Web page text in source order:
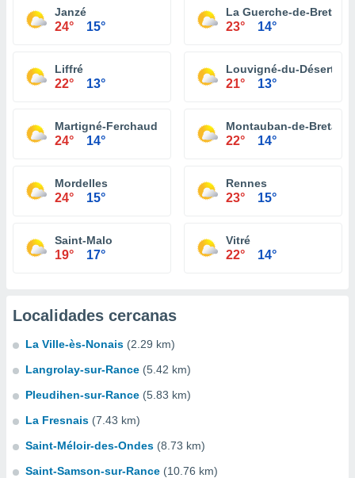
Janzé
24° 15°
La Guerche-de-
23° 14°
Liffré
22° 13°
Louvigné-du-Désert
21° 13°
Martigné-Ferchaud
24° 14°
Montauban-de-
22° 14°
Mordelles
24° 15°
Rennes
23° 15°
Saint-Malo
19° 17°
Vitré
22° 14°
Localidades cercanas
La Ville-ès-Nonais (2.29 km)
Langrolay-sur-Rance (5.42 km)
Pleudihen-sur-Rance (5.83 km)
La Fresnais (7.43 km)
Saint-Méloir-des-Ondes (8.73 km)
Saint-Samson-sur-Rance (10.76 km)